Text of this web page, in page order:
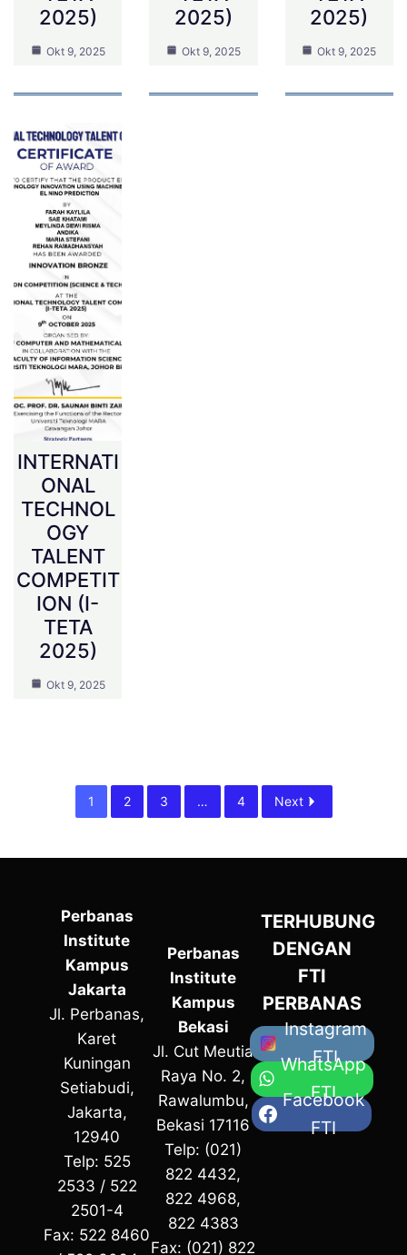
2025)
Okt 9, 2025
2025)
Okt 9, 2025
2025)
Okt 9, 2025
INTERNATI
ONAL
TECHNOL
OGY
TALENT
COMPETIT
ION (I-
TETA
2025)
Okt 9, 2025
1 2 3 … 4 Next
Perbanas
Institute
Kampus
Jakarta
Jl. Perbanas,
Karet
Kuningan
Setiabudi,
Jakarta,
12940
Telp: 525
2533 / 522
2501-4
Fax: 522 8460
Perbanas
Institute
Kampus
Bekasi
Jl. Cut Meutia
Raya No. 2,
Rawalumbu,
Bekasi 17116
Telp: (021)
822 4432,
822 4968,
822 4383
Fax: (021) 822
TERHUBUNG
DENGAN
FTI
PERBANAS
Instagram
FTI
WhatsApp
FTI
Facebook
FTI